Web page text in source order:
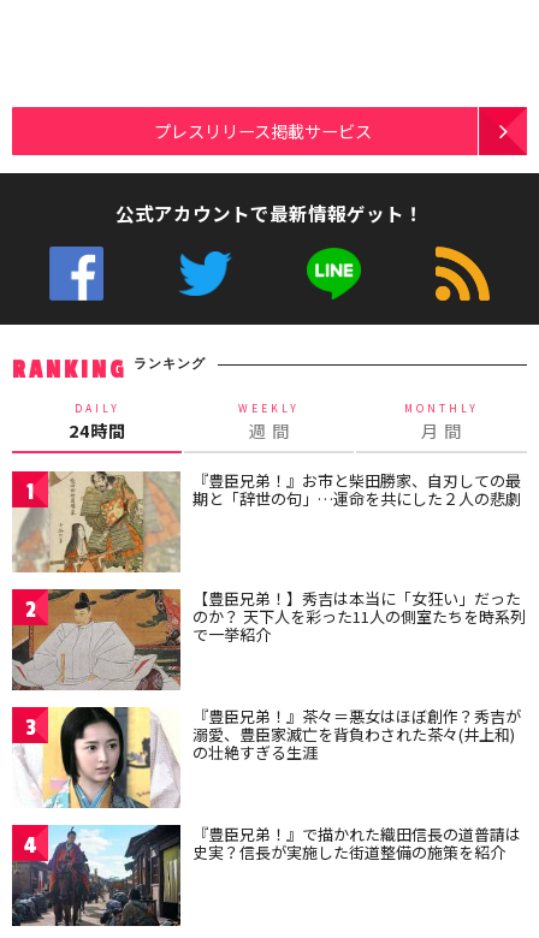
プレスリリース掲載サービス
公式アカウントで最新情報ゲット！
RANKING ランキング
DAILY
24時間
WEEKLY
週 間
MONTHLY
月 間
1 『豊臣兄弟！』お市と柴田勝家、自刃しての最
期と「辞世の句」…運命を共にした２人の悲劇
2 【豊臣兄弟！】秀吉は本当に「女狂い」だった
のか？ 天下人を彩った11人の側室たちを時系列
で一挙紹介
3 『豊臣兄弟！』茶々＝悪女はほぼ創作？秀吉が
溺愛、豊臣家滅亡を背負わされた茶々(井上和)
の壮絶すぎる生涯
4 『豊臣兄弟！』で描かれた織田信長の道普請は
史実？信長が実施した街道整備の施策を紹介